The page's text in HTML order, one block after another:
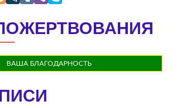
ВАША БЛАГОДАРНОСТЬ